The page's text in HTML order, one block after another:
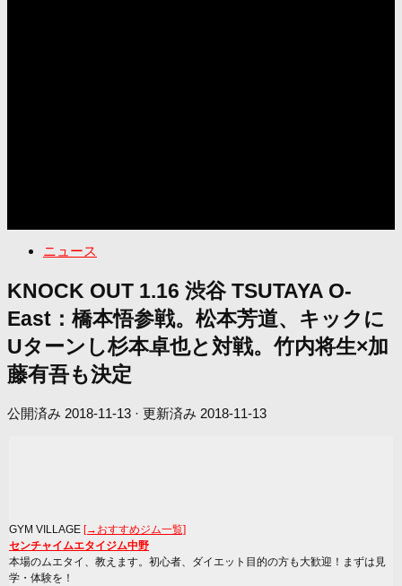
ニュース
KNOCK OUT 1.16 渋谷 TSUTAYA O-
East：橋本悟参戦。松本芳道、キックに
Uターンし杉本卓也と対戦。竹内将生×加
藤有吾も決定
公開済み 2018-11-13 · 更新済み 2018-11-13
GYM VILLAGE [→おすすめジム一覧]
センチャイムエタイジム中野
本場のムエタイ、教えます。初心者、ダイエット目的の方も大歓迎！まずは見
学・体験を！